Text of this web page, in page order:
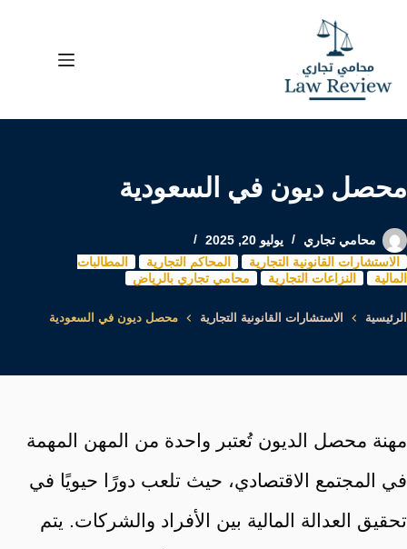
المحتوى
محصل ديون في السعودية
محامي تجاري
يوليو 20, 2025
الاستشارات القانونية التجارية
المحاكم التجارية
المطالبات
المالية
النزاعات التجارية محامي تجاري بالرياض
الرئيسية الاستشارات القانونية التجارية محصل ديون في السعودية
مهنة محصل الديون تُعتبر واحدة من المهن المهمة
في المجتمع الاقتصادي، حيث تلعب دورًا حيويًا في
تحقيق العدالة المالية بين الأفراد والشركات. يتم